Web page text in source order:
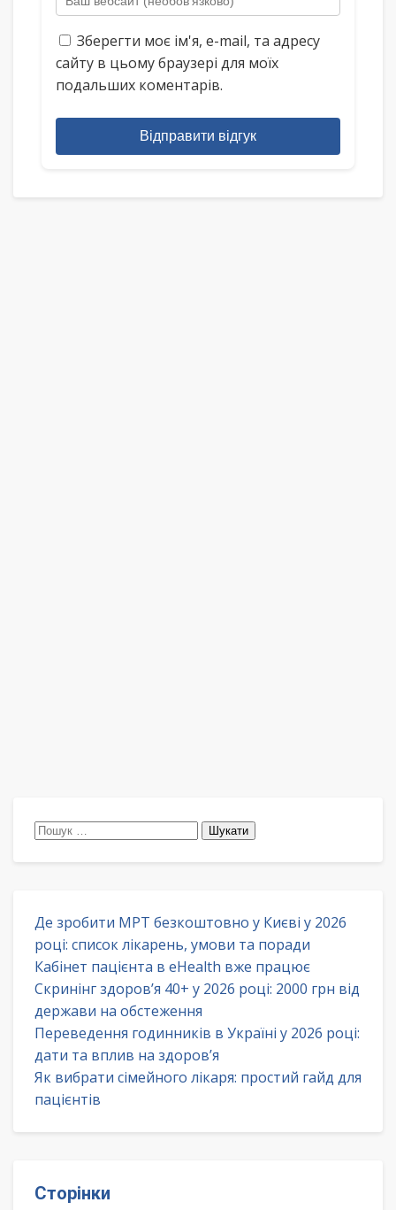
Зберегти моє ім'я, e-mail, та адресу
сайту в цьому браузері для моїх
подальших коментарів.
Відправити відгук
Пошук:
Де зробити МРТ безкоштовно у Києві у 2026
році: список лікарень, умови та поради
Кабінет пацієнта в eHealth вже працює
Скринінг здоров’я 40+ у 2026 році: 2000 грн від
держави на обстеження
Переведення годинників в Україні у 2026 році:
дати та вплив на здоров’я
Як вибрати сімейного лікаря: простий гайд для
пацієнтів
Сторінки